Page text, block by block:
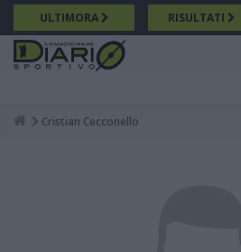
Salta
al
contenuto
principale
ULTIMORA RISULTATI
Breadcrumb
Cristian Cecconello